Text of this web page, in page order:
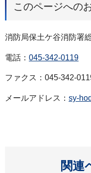
このページへの
消防局保土ケ谷消防署
電話： 045-342-0119
ファクス：045-342-
メールアドレス： sy-
関連